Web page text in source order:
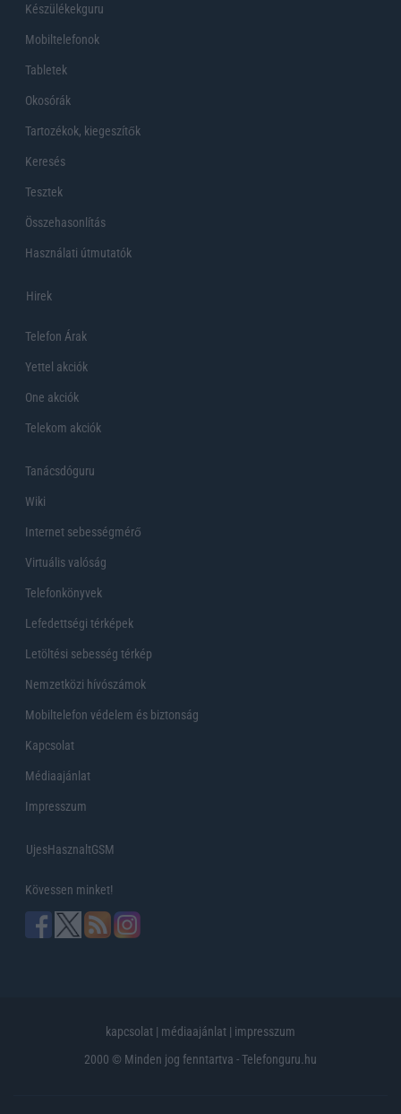
Készülékekguru
Mobiltelefonok
Tabletek
Okosórák
Tartozékok, kiegeszítők
Keresés
Tesztek
Összehasonlítás
Használati útmutatók
Hirek
Telefon Árak
Yettel akciók
One akciók
Telekom akciók
Tanácsdóguru
Wiki
Internet sebességmérő
Virtuális valóság
Telefonkönyvek
Lefedettségi térképek
Letöltési sebesség térkép
Nemzetközi hívószámok
Mobiltelefon védelem és biztonság
Kapcsolat
Médiaajánlat
Impresszum
UjesHasznaltGSM
Kövessen minket!
kapcsolat | médiaajánlat | impresszum
2000 © Minden jog fenntartva - Telefonguru.hu